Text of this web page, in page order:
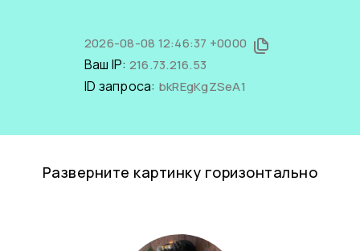
2026-08-08 12:46:37 +0000
Ваш IP: 216.73.216.53
ID запроса: bkREgKgZSeA1
Разверните картинку горизонтально